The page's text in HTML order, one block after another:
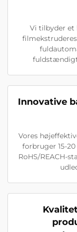
Vi tilbyder
Innovative
Vores
forbruger 15-
RoHS/REACH-